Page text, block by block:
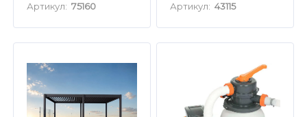
Артикул: 75160 Артикул: 43115